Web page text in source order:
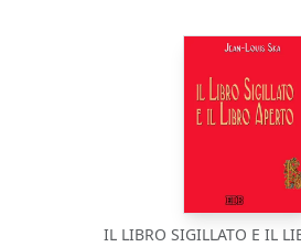
IL LIBRO SIGILLATO E IL